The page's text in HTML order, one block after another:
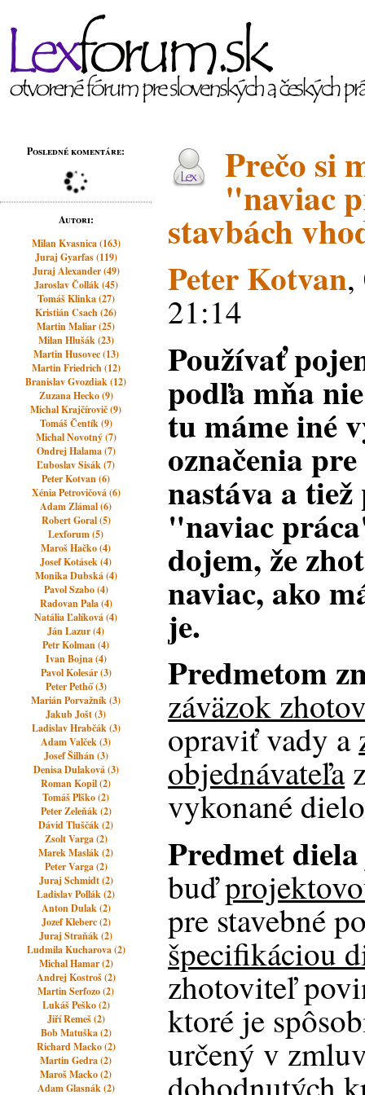
Posledné komentáre:
Autori:
Milan Kvasnica (163)
Juraj Gyarfas (119)
Juraj Alexander (49)
Jaroslav Čollák (45)
Tomáš Klinka (27)
Kristián Csach (26)
Martin Maliar (25)
Milan Hlušák (23)
Martin Husovec (13)
Martin Friedrich (12)
Branislav Gvozdiak (12)
Zuzana Hecko (9)
Michal Krajčírovič (9)
Tomáš Čentík (9)
Michal Novotný (7)
Ondrej Halama (7)
Ľuboslav Sisák (7)
Peter Kotvan (6)
Xénia Petrovičová (6)
Adam Zlámal (6)
Robert Goral (5)
Lexforum (5)
Maroš Hačko (4)
Josef Kotásek (4)
Monika Dubská (4)
Pavol Szabo (4)
Radovan Pala (4)
Natália Ľalíková (4)
Ján Lazur (4)
Petr Kolman (4)
Ivan Bojna (4)
Pavol Kolesár (3)
Peter Pethő (3)
Marián Porvažník (3)
Jakub Jošt (3)
Ladislav Hrabčák (3)
Adam Valček (3)
Josef Šilhán (3)
Denisa Dulaková (3)
Roman Kopil (2)
Tomáš Plško (2)
Peter Zeleňák (2)
Dávid Tluščák (2)
Zsolt Varga (2)
Marek Maslák (2)
Peter Varga (2)
Juraj Schmidt (2)
Ladislav Pollák (2)
Anton Dulak (2)
Jozef Kleberc (2)
Juraj Straňák (2)
Ludmila Kucharova (2)
Michal Hamar (2)
Andrej Kostroš (2)
Martin Serfozo (2)
Lukáš Peško (2)
Jiří Remeš (2)
Bob Matuška (2)
Richard Macko (2)
Martin Gedra (2)
Maroš Macko (2)
Adam Glasnák (2)
Prečo si
"naviac
stavbách
Peter Kotvan,
21:14
Používať
podľa mňa
tu máme iné
označenia
nastáva a
"naviac
dojem, že
naviac, ako
je.
Predmetom
záväzok
opraviť vady a
objednávateľa
vykonané
Predmet diela
buď
pre stavebné
špecifikáciou
zhotoviteľ
ktoré je
určený v